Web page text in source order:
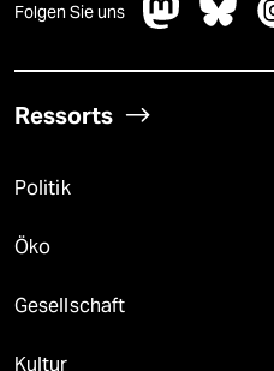
Folgen Sie uns
Ressorts
Politik
Öko
Gesellschaft
Kultur